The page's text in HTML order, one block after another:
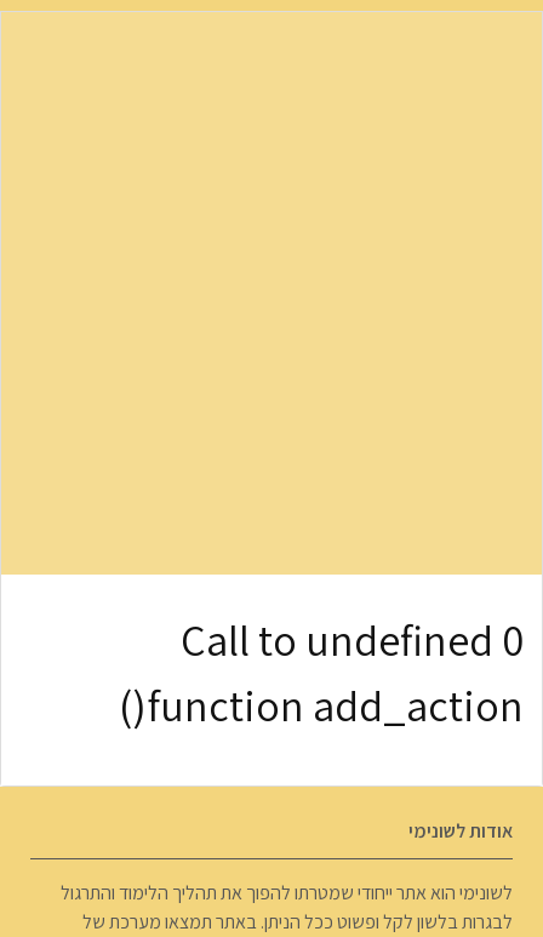
0 Call to undefined
function add_action()
אודות לשונימי
לשונימי הוא אתר ייחודי שמטרתו להפוך את תהליך הלימוד והתרגול
לבגרות בלשון לקל ופשוט ככל הניתן. באתר תמצאו מערכת של